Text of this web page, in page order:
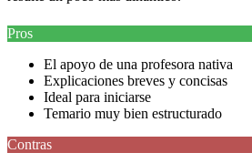
Pros
El apoyo de una profesora nativa
Explicaciones breves y concisas
Ideal para iniciarse
Temario muy bien estructurado
Contras